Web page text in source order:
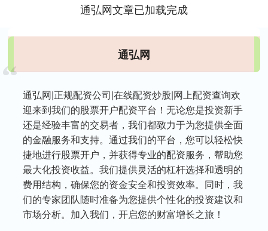
通弘网文章已加载完成
通弘网
通弘网|正规配资公司|在线配资炒股|网上配资查询欢
迎来到我们的股票开户配资平台！无论您是投资新手
还是经验丰富的交易者，我们都致力于为您提供全面
的金融服务和支持。通过我们的平台，您可以轻松快
捷地进行股票开户，并获得专业的配资服务，帮助您
最大化投资收益。我们提供灵活的杠杆选择和透明的
费用结构，确保您的资金安全和投资效率。同时，我
们的专家团队随时准备为您提供个性化的投资建议和
市场分析。加入我们，开启您的财富增长之旅！